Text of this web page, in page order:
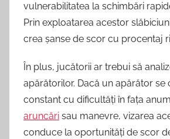
vulnerabilitatea la schimbări
Prin exploatarea acestor
crea șanse de scor cu procentaj
În plus, jucătorii ar trebui să
apărătorilor. Dacă un apărător se
constant cu dificultăți în fața
aruncări sau manevre, vizarea
conduce la oportunități de scor